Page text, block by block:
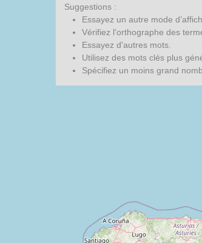
Suggestions :
Essayez un autre mode
Vérifiez l'orthographe des
Essayez d'autres mots.
Utilisez des mots clés plus
Spécifiez un moins grand